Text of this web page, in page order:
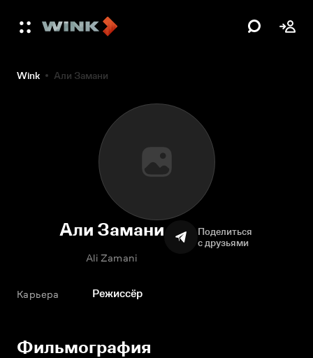
Wink Али Замани
Али Замани
Ali Zamani
Поделиться
с друзьями
Карьера Режиссёр
Фильмография